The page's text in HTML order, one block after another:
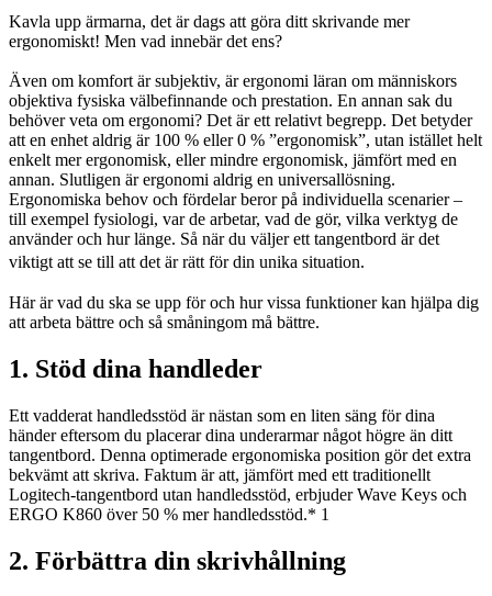
Kavla upp ärmarna, det är dags att göra ditt skrivande mer
ergonomiskt! Men vad innebär det ens?
Även om komfort är subjektiv, är ergonomi läran om människors
objektiva fysiska välbefinnande och prestation. En annan sak du
behöver veta om ergonomi? Det är ett relativt begrepp. Det betyder
att en enhet aldrig är 100 % eller 0 % ”ergonomisk”, utan istället helt
enkelt mer ergonomisk, eller mindre ergonomisk, jämfört med en
annan. Slutligen är ergonomi aldrig en universallösning.
Ergonomiska behov och fördelar beror på individuella scenarier –
till exempel fysiologi, var de arbetar, vad de gör, vilka verktyg de
använder och hur länge. Så när du väljer ett tangentbord är det
viktigt att se till att det är rätt för din unika situation.
Här är vad du ska se upp för och hur vissa funktioner kan hjälpa dig
att arbeta bättre och så småningom må bättre.
1. Stöd dina handleder
Ett vadderat handledsstöd är nästan som en liten säng för dina
händer eftersom du placerar dina underarmar något högre än ditt
tangentbord. Denna optimerade ergonomiska position gör det extra
bekvämt att skriva. Faktum är att, jämfört med ett traditionellt
Logitech-tangentbord utan handledsstöd, erbjuder Wave Keys och
ERGO K860 över 50 % mer handledsstöd.* 1
2. Förbättra din skrivhållning